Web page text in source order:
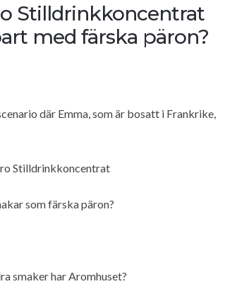
Stilldrinkkoncentrat
med färska päron?
där Emma, som är bosatt i Frankrike,
Stilldrinkkoncentrat
som färska päron?
smaker har Aromhuset?